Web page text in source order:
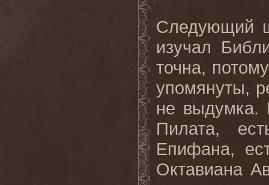
Следующий
изучал
точна,
упомянуты,
не выдумка.
Пилата,
Епифана,
Октавиана